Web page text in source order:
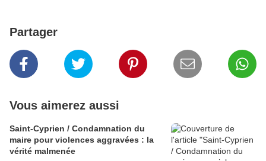
Partager
Vous aimerez aussi
Saint-Cyprien / Condamnation du
maire pour violences aggravées : la
vérité malmenée